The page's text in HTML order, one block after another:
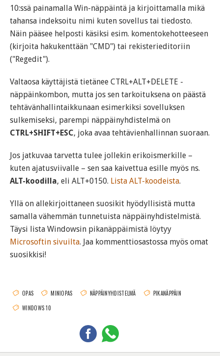
10:ssä painamalla Win-näppäintä ja kirjoittamalla mikä
tahansa indeksoitu nimi kuten sovellus tai tiedosto.
Näin pääsee helposti käsiksi esim. komentokehotteeseen
(kirjoita hakukenttään "CMD") tai rekisterieditoriin
("Regedit").
Valtaosa käyttäjistä tietänee CTRL+ALT+DELETE -
näppäinkombon, mutta jos sen tarkoituksena on päästä
tehtävänhallintaikkunaan esimerkiksi sovelluksen
sulkemiseksi, parempi näppäinyhdistelmä on
CTRL+SHIFT+ESC, joka avaa tehtävienhallinnan suoraan.
Jos jatkuvaa tarvetta tulee jollekin erikoismerkille –
kuten ajatusviivalle – sen saa kaivettua esille myös ns.
ALT-koodilla, eli ALT+0150. Lista ALT-koodeista.
Yllä on allekirjoittaneen suosikit hyödyllisistä mutta
samalla vähemmän tunnetuista näppäinyhdistelmistä.
Täysi lista Windowsin pikanäppäimistä löytyy
Microsoftin sivuilta. Jaa kommenttiosastossa myös omat
suosikkisi!
OPAS MINIOPAS NÄPPÄINYHDISTELMÄ
PIKANÄPPÄIN
WINDOWS 10